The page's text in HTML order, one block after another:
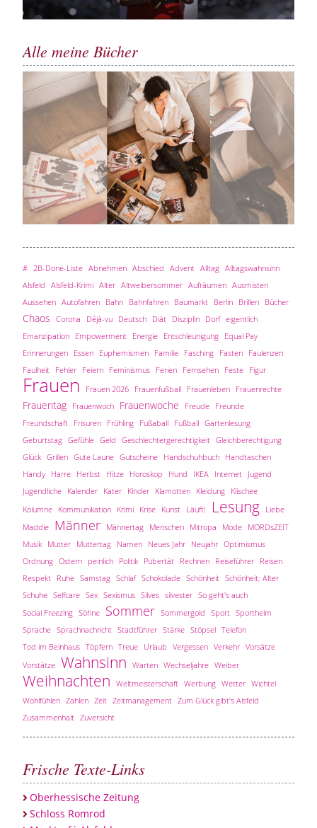
Alle meine Bücher
# 2B-Done-Liste Abnehmen Abschied Advent Alltag Alltagswahnsinn
Alsfeld Alsfeld-Krimi Alter Altweibersommer Aufräumen Ausmisten
Aussehen Autofahren Bahn Bahnfahren Baumarkt Berlin Brillen Bücher
Chaos Corona Déjà-vu Deutsch Diät Disziplin Dorf eigentlich
Emanzipation Empowerment Energie Entschleunigung Equal Pay
Erinnerungen Essen Euphemismen Familie Fasching Fasten Faulenzen
Faulheit Fehler Feiern Feminismus Ferien Fernsehen Feste Figur
Frauen Frauen 2026 Frauenfußball Frauenleben Frauenrechte
Frauentag Frauenwoch Frauenwoche Freude Freunde
Freundschaft Frisuren Frühling Fußaball Fußball Gartenlesung
Geburtstag Gefühle Geld Geschlechtergerechtigkeit Gleichberechtigung
Glück Grillen Gute Laune Gutscheine Handschuhbuch Handtaschen
Handy Harre Herbst Hitze Horoskop Hund IKEA Internet Jugend
Jugendliche Kalender Kater Kinder Klamotten Kleidung Klischee
Kolumne Kommunikation Krimi Krise Kunst Läuft! Lesung Liebe
Maddie Männer Männertag Menschen Mitropa Mode MORDsZEIT
Musik Mutter Muttertag Namen Neues Jahr Neujahr Optimismus
Ordnung Ostern peinlich Politik Pubertät Rechnen Reiseführer Reisen
Respekt Ruhe Samstag Schlaf Schokolade Schönheit Schönheit; Alter
Schuhe Selfcare Sex Sexismus Silves silvester So geht's auch
Social Freezing Söhne Sommer Sommergold Sport Sportheim
Sprache Sprachnachricht Stadtführer Stärke Stöpsel Telefon
Tod im Beinhaus Töpfern Treue Urlaub Vergessen Verkehr Vorsätze
Vorstätze Wahnsinn Warten Wechseljahre Weiber
Weihnachten Weltmeisterschaft Werbung Wetter Wichtel
Wohlfühlen Zahlen Zeit Zeitmanagement Zum Glück gibt's Alsfeld
Zusammenhalt Zuversicht
Frische Texte-Links
Oberhessische Zeitung
Schloss Romrod